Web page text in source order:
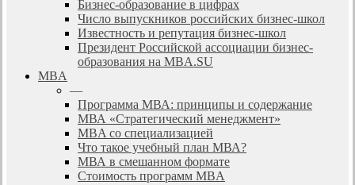
Бизнес-образование в цифрах
Число выпускников российских бизнес-школ
Известность и репутация бизнес-школ
Президент Российской ассоциации бизнес-
образования на MBA.SU
MBA
—
Программа МВА: принципы и содержание
МВА «Cтратегический менеджмент»
MBA со специализацией
Что такое учебный план МВА?
МВА в смешанном формате
Стоимость программ MBA